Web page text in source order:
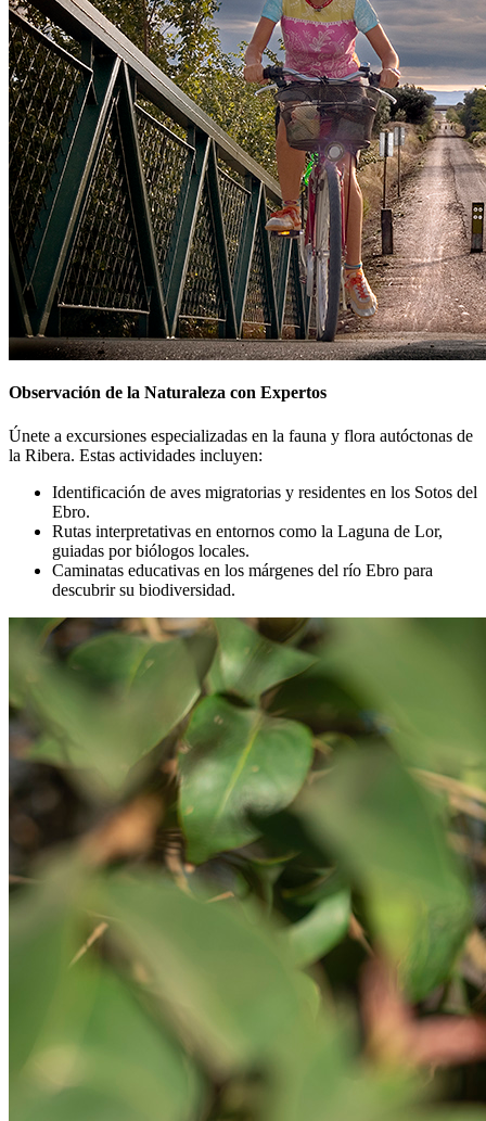
Observación de la Naturaleza con Expertos
Únete a excursiones especializadas en la fauna y flora autóctonas de
la Ribera. Estas actividades incluyen:
Identificación de aves migratorias y residentes en los Sotos del
Ebro.
Rutas interpretativas en entornos como la Laguna de Lor,
guiadas por biólogos locales.
Caminatas educativas en los márgenes del río Ebro para
descubrir su biodiversidad.